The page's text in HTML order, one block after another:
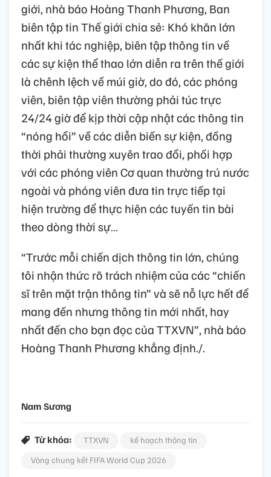
giới, nhà báo Hoàng Thanh Phương, Ban
biên tập tin Thế giới chia sẻ: Khó khăn lớn
nhất khi tác nghiệp, biên tập thông tin về
các sự kiện thể thao lớn diễn ra trên thế giới
là chênh lệch về múi giờ, do đó, các phóng
viên, biên tập viên thường phải túc trực
24/24 giờ để kịp thời cập nhật các thông tin
“nóng hổi” về các diễn biến sự kiện, đồng
thời phải thường xuyên trao đổi, phối hợp
với các phóng viên Cơ quan thường trú nước
ngoài và phóng viên đưa tin trực tiếp tại
hiện trường để thực hiện các tuyến tin bài
theo dòng thời sự…
“Trước mỗi chiến dịch thông tin lớn, chúng
tôi nhận thức rõ trách nhiệm của các “chiến
sĩ trên mặt trận thông tin” và sẽ nỗ lực hết để
mang đến nhưng thông tin mới nhất, hay
nhất đến cho bạn đọc của TTXVN”, nhà báo
Hoàng Thanh Phương khẳng định./.
Nam Sương
Từ khóa: TTXVN
kế hoạch thông tin
Vòng chung kết FIFA World Cup 2026